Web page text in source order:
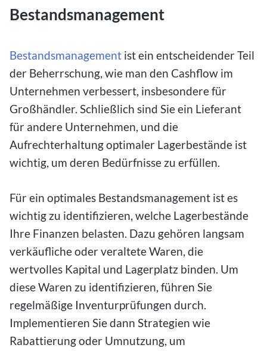
Bestandsmanagement
Bestandsmanagement ist ein entscheidender Teil
der Beherrschung, wie man den Cashflow im
Unternehmen verbessert, insbesondere für
Großhändler. Schließlich sind Sie ein Lieferant
für andere Unternehmen, und die
Aufrechterhaltung optimaler Lagerbestände ist
wichtig, um deren Bedürfnisse zu erfüllen.
Für ein optimales Bestandsmanagement ist es
wichtig zu identifizieren, welche Lagerbestände
Ihre Finanzen belasten. Dazu gehören langsam
verkäufliche oder veraltete Waren, die
wertvolles Kapital und Lagerplatz binden. Um
diese Waren zu identifizieren, führen Sie
regelmäßige Inventurprüfungen durch.
Implementieren Sie dann Strategien wie
Rabattierung oder Umnutzung, um